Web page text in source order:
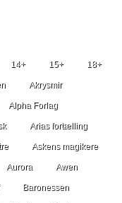
14+ 15+ 18+
Akrysmir
Alpha Forlag
Arias fortælling
Askens magikere
Aurora Awen
Baronessen